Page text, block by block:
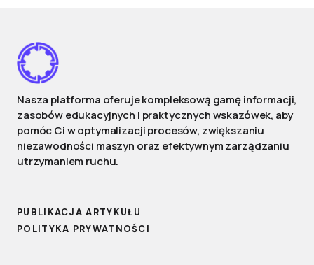
Nasza platforma oferuje kompleksową gamę informacji,
zasobów edukacyjnych i praktycznych wskazówek, aby
pomóc Ci w optymalizacji procesów, zwiększaniu
niezawodności maszyn oraz efektywnym zarządzaniu
utrzymaniem ruchu.
PUBLIKACJA ARTYKUŁU
POLITYKA PRYWATNOŚCI